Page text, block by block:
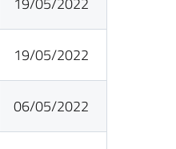
19/05/2022
06/05/2022